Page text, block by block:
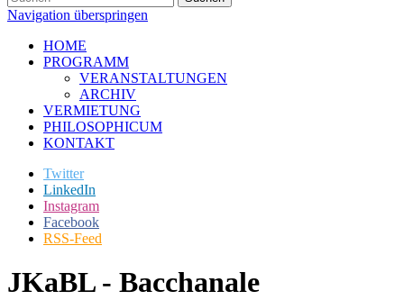
Navigation überspringen
HOME
PROGRAMM
VERANSTALTUNGEN
ARCHIV
VERMIETUNG
PHILOSOPHICUM
KONTAKT
Twitter
LinkedIn
Instagram
Facebook
RSS-Feed
JKaBL - Bacchanale